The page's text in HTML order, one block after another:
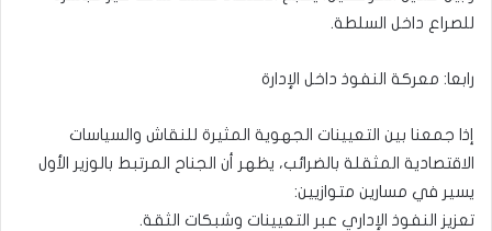
للصراع داخل السلطة.
رابعا: معركة النفوذ داخل الإدارة
إذا جمعنا بين التعيينات الجهوية المثيرة للنقاش والسياسات
الاقتصادية المثقلة بالضرائب، يظهر أن الجناح المرتبط بالوزير الأول
يسير في مسارين متوازيين:
تعزيز النفوذ الإداري عبر التعيينات وشبكات الثقة.